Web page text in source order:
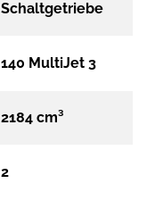
Schaltgetriebe
140 MultiJet 3
2184 cm³
2